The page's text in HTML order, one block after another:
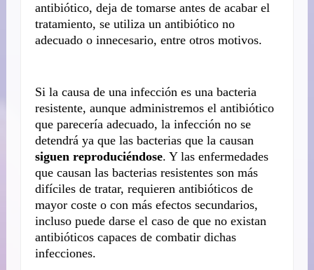
antibiótico, deja de tomarse antes de acabar el
tratamiento, se utiliza un antibiótico no
adecuado o innecesario, entre otros motivos.
Si la causa de una infección es una bacteria
resistente, aunque administremos el antibiótico
que parecería adecuado, la infección no se
detendrá ya que las bacterias que la causan
siguen reproduciéndose. Y las enfermedades
que causan las bacterias resistentes son más
difíciles de tratar, requieren antibióticos de
mayor coste o con más efectos secundarios,
incluso puede darse el caso de que no existan
antibióticos capaces de combatir dichas
infecciones.